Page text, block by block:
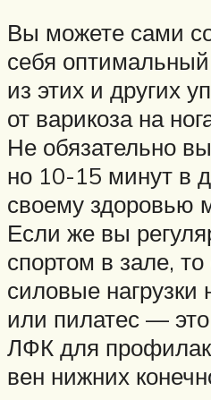
Вы можете сами
себя
из этих и других
от варикоза на
Не обязательно
но 10-15 минут в
своему здоровью
Если же вы
спортом в зале,
силовые нагрузки
или пилатес —
ЛФК для
вен нижних